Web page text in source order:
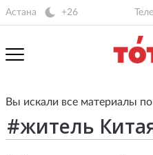
Астана +26
Вы искали все материалы